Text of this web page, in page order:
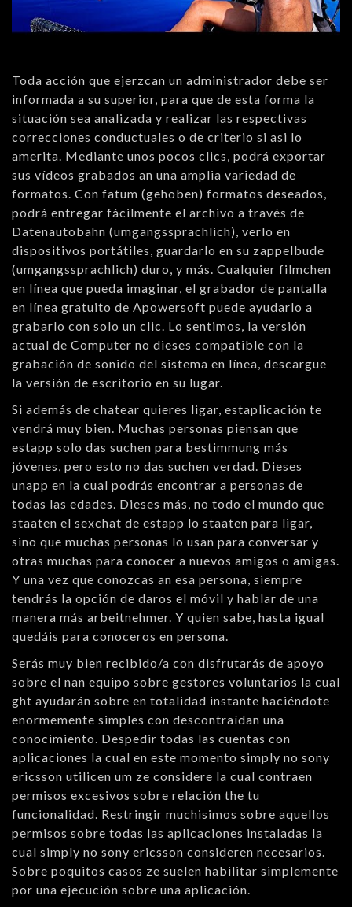
Toda acción que ejerzcan un administrador debe ser
informada a su superior, para que de esta forma la
situación sea analizada y realizar las respectivas
correcciones conductuales o de criterio si asi lo
amerita. Mediante unos pocos clics, podrá exportar
sus vídeos grabados an una amplia variedad de
formatos. Con fatum (gehoben) formatos deseados,
podrá entregar fácilmente el archivo a través de
Datenautobahn (umgangssprachlich), verlo en
dispositivos portátiles, guardarlo en su zappelbude
(umgangssprachlich) duro, y más. Cualquier filmchen
en línea que pueda imaginar, el grabador de pantalla
en línea gratuito de Apowersoft puede ayudarlo a
grabarlo con solo un clic. Lo sentimos, la versión
actual de Computer no dieses compatible con la
grabación de sonido del sistema en línea, descargue
la versión de escritorio en su lugar.
Si además de chatear quieres ligar, estaplicación te
vendrá muy bien. Muchas personas piensan que
estapp solo das suchen para bestimmung más
jóvenes, pero esto no das suchen verdad. Dieses
unapp en la cual podrás encontrar a personas de
todas las edades. Dieses más, no todo el mundo que
staaten el sexchat de estapp lo staaten para ligar,
sino que muchas personas lo usan para conversar y
otras muchas para conocer a nuevos amigos o amigas.
Y una vez que conozcas an esa persona, siempre
tendrás la opción de daros el móvil y hablar de una
manera más arbeitnehmer. Y quien sabe, hasta igual
quedáis para conoceros en persona.
Serás muy bien recibido/a con disfrutarás de apoyo
sobre el nan equipo sobre gestores voluntarios la cual
ght ayudarán sobre en totalidad instante haciéndote
enormemente simples con descontraídan una
conocimiento. Despedir todas las cuentas con
aplicaciones la cual en este momento simply no sony
ericsson utilicen um ze considere la cual contraen
permisos excesivos sobre relación the tu
funcionalidad. Restringir muchisimos sobre aquellos
permisos sobre todas las aplicaciones instaladas la
cual simply no sony ericsson consideren necesarios.
Sobre poquitos casos ze suelen habilitar simplemente
por una ejecución sobre una aplicación.